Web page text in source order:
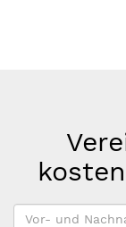
Vor-